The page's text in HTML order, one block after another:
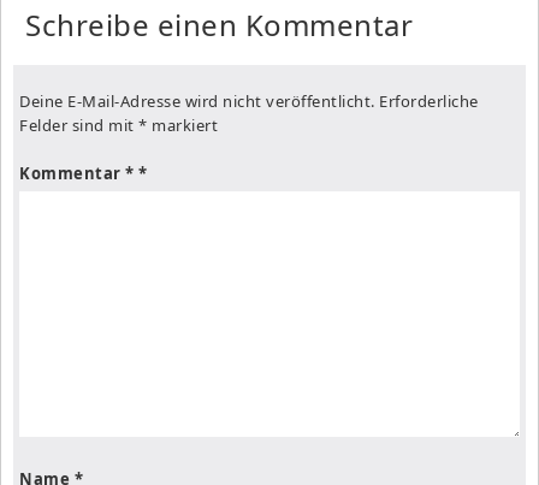
Schreibe einen Kommentar
Deine E-Mail-Adresse wird nicht veröffentlicht. Erforderliche
Felder sind mit * markiert
Kommentar *
Name *